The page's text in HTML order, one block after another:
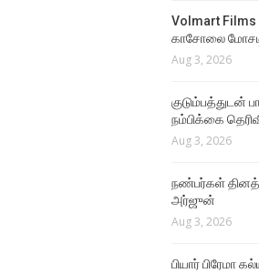
Volmart Films
காசோலை
Aug 3, 2026
குடும்பத்துடன்
நம்பிக்கை
Aug 3, 2026
நண்பர்கள்
அர்ஜுன்
Aug 3, 2026
பியார் பிரேமா